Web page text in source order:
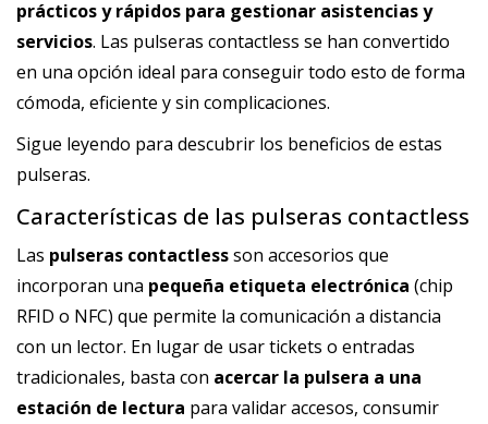
prácticos y rápidos para gestionar asistencias y
servicios. Las pulseras contactless se han convertido
en una opción ideal para conseguir todo esto de forma
cómoda, eficiente y sin complicaciones.
Sigue leyendo para descubrir los beneficios de estas
pulseras.
Características de las pulseras contactless
Las pulseras contactlessson accesorios que
incorporan una pequeña etiqueta electrónica (chip
RFID o NFC) que permite la comunicación a distancia
con un lector. En lugar de usar tickets o entradas
tradicionales, basta con acercar la pulsera a una
estación de lectura para validar accesos, consumir